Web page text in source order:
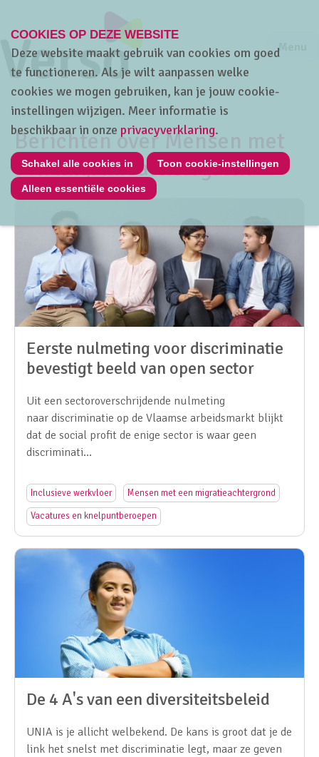
Jump
Menu
Home Thema's HRwijs
Berichten over Mensen met
een migratieachtergrond
Eerste nulmeting voor discriminatie
bevestigt beeld van open sector
Uit een sectoroverschrijdende nulmeting
naar discriminatie op de Vlaamse arbeidsmarkt blijkt
dat de social profit de enige sector is waar geen
discriminati…
Inclusieve werkvloer Mensen met een migratieachtergrond
Vacatures en knelpuntberoepen
De 4 A's van een diversiteitsbeleid
UNIA is je allicht welbekend. De kans is groot dat je de
link het snelst met discriminatie legt, maar ze geven
COOKIES OP DEZE WEBSITE
Deze website maakt gebruik van cookies om goed
te functioneren. Als je wilt aanpassen welke
cookies we mogen gebruiken, kan je jouw cookie-
instellingen wijzigen. Meer informatie is
beschikbaar in onze privacyverklaring.
Schakel alle cookies in Toon cookie-instellingen
Alleen essentiële cookies